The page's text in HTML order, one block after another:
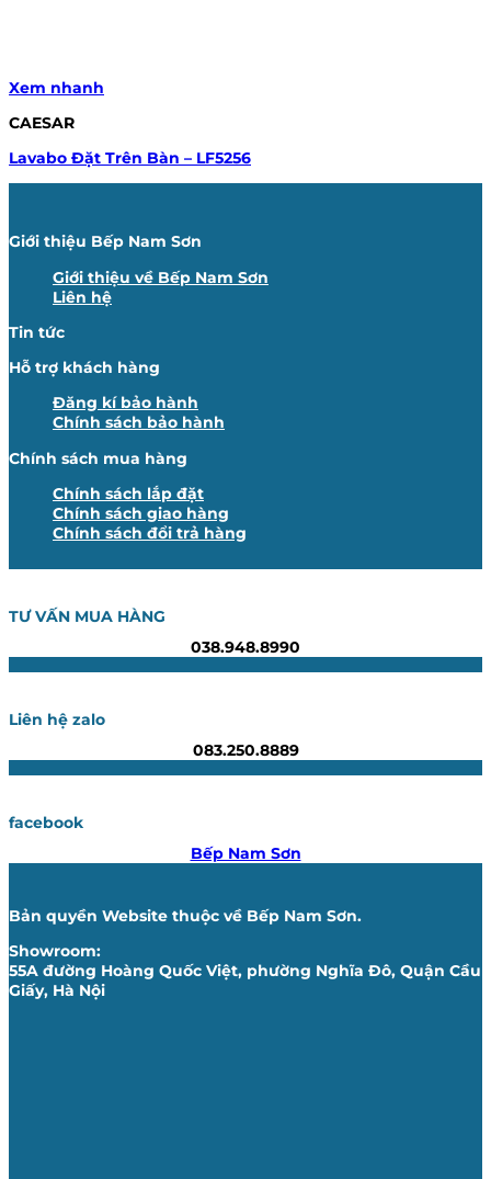
Xem nhanh
CAESAR
Lavabo Đặt Trên Bàn – LF5256
Giới thiệu Bếp Nam Sơn
Giới thiệu về Bếp Nam Sơn
Liên hệ
Tin tức
Hỗ trợ khách hàng
Đăng kí bảo hành
Chính sách bảo hành
Chính sách mua hàng
Chính sách lắp đặt
Chính sách giao hàng
Chính sách đổi trả hàng
TƯ VẤN MUA HÀNG
038.948.8990
Liên hệ zalo
083.250.8889
facebook
Bếp Nam Sơn
Bản quyền Website thuộc về Bếp Nam Sơn.
Showroom:
55A đường Hoàng Quốc Việt, phường Nghĩa Đô, Quận Cầu
Giấy, Hà Nội